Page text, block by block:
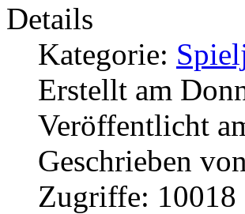
Details
Kategorie:
Erstellt am
Veröffentlicht
Geschrieben
Zugriffe: 10018